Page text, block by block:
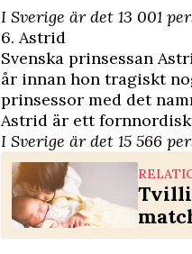
I Sverige är det 13 001
6. Astrid
Svenska prinsessan
år innan hon tragiskt
prinsessor med det
Astrid är ett
I Sverige är det 15 566